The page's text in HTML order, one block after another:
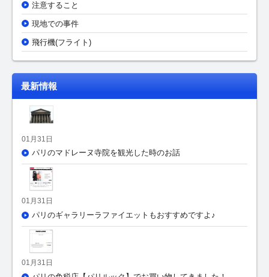
注意すること
現地での事件
飛行機(フライト)
最新情報
01月31日
パリのマドレーヌ寺院を観光した時のお話
01月31日
パリのギャラリーラファイエットもおすすめですよ♪
01月31日